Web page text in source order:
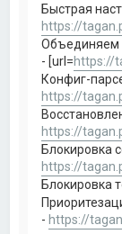
Быстрая
https://
Объединяем
- [url=https://
Конфиг-
https://
https://
Блокировка
https://
Блокировка
- https://